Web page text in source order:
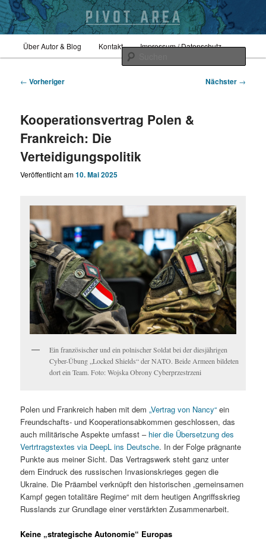
primären
pivotarea
HauptmenüÜber Autor & Blog Kontakt Impressum / Datenschutz
Beitragsnavigation
← Vorheriger Nächster →
Kooperationsvertrag Polen &
Frankreich: Die
Verteidigungspolitik
Veröffentlicht am10. Mai 2025
Ein französischer und ein polnischer Soldat bei der diesjährigen
Cyber-Übung „Locked Shields“ der NATO. Beide Armeen bildeten
dort ein Team. Foto: Wojska Obrony Cyberprzestrzeni
Polen und Frankreich haben mit dem„Vertrag von Nancy“ ein
Freundschafts- und Kooperationsabkommen geschlossen, das
auch militärische Aspekte umfasst – hier die Übersetzung des
Vertrtragstextes via DeepL ins Deutsche. In der Folge prägnante
Punkte aus meiner Sicht. Das Vertragswerk steht ganz unter
dem Eindruck des russischen Invasionskrieges gegen die
Ukraine. Die Präambel verknüpft den historischen „gemeinsamen
Kampf gegen totalitäre Regime“ mit dem heutigen Angriffsskrieg
Russlands zur Grundlage einer verstärkten Zusammenarbeit.
Keine „strategische Autonomie“ Europas